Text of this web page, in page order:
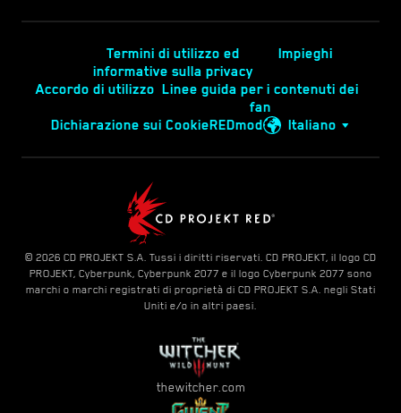
Termini di utilizzo ed
informative sulla privacy
Impieghi
Accordo di utilizzo Linee guida per i contenuti dei
fan
Dichiarazione sui CookieREDmod Italiano
© 2026 CD PROJEKT S.A. Tussi i diritti riservati. CD PROJEKT, il logo CD
PROJEKT, Cyberpunk, Cyberpunk 2077 e il logo Cyberpunk 2077 sono
marchi o marchi registrati di proprietà di CD PROJEKT S.A. negli Stati
Uniti e/o in altri paesi.
thewitcher.com